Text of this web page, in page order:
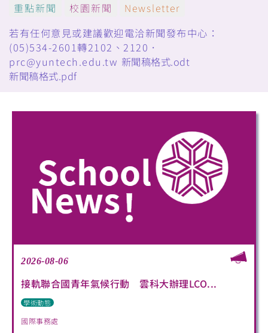
重點新聞 校園新聞
Newsletter
若有任何意見或建議歡迎電洽新聞發布中心：
(05)534-2601轉2102、2120．
prc@yuntech.edu.tw 新聞稿格式.odt
新聞稿格式.pdf
2026-08-06
接軌聯合國青年氣候行動 雲科大辦理LCO...
學術動態
國際事務處